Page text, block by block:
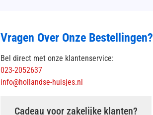
Vragen Over Onze Bestellingen?
Bel direct met onze klantenservice:
023-2052637
info@hollandse-huisjes.nl
Cadeau voor zakelijke klanten?